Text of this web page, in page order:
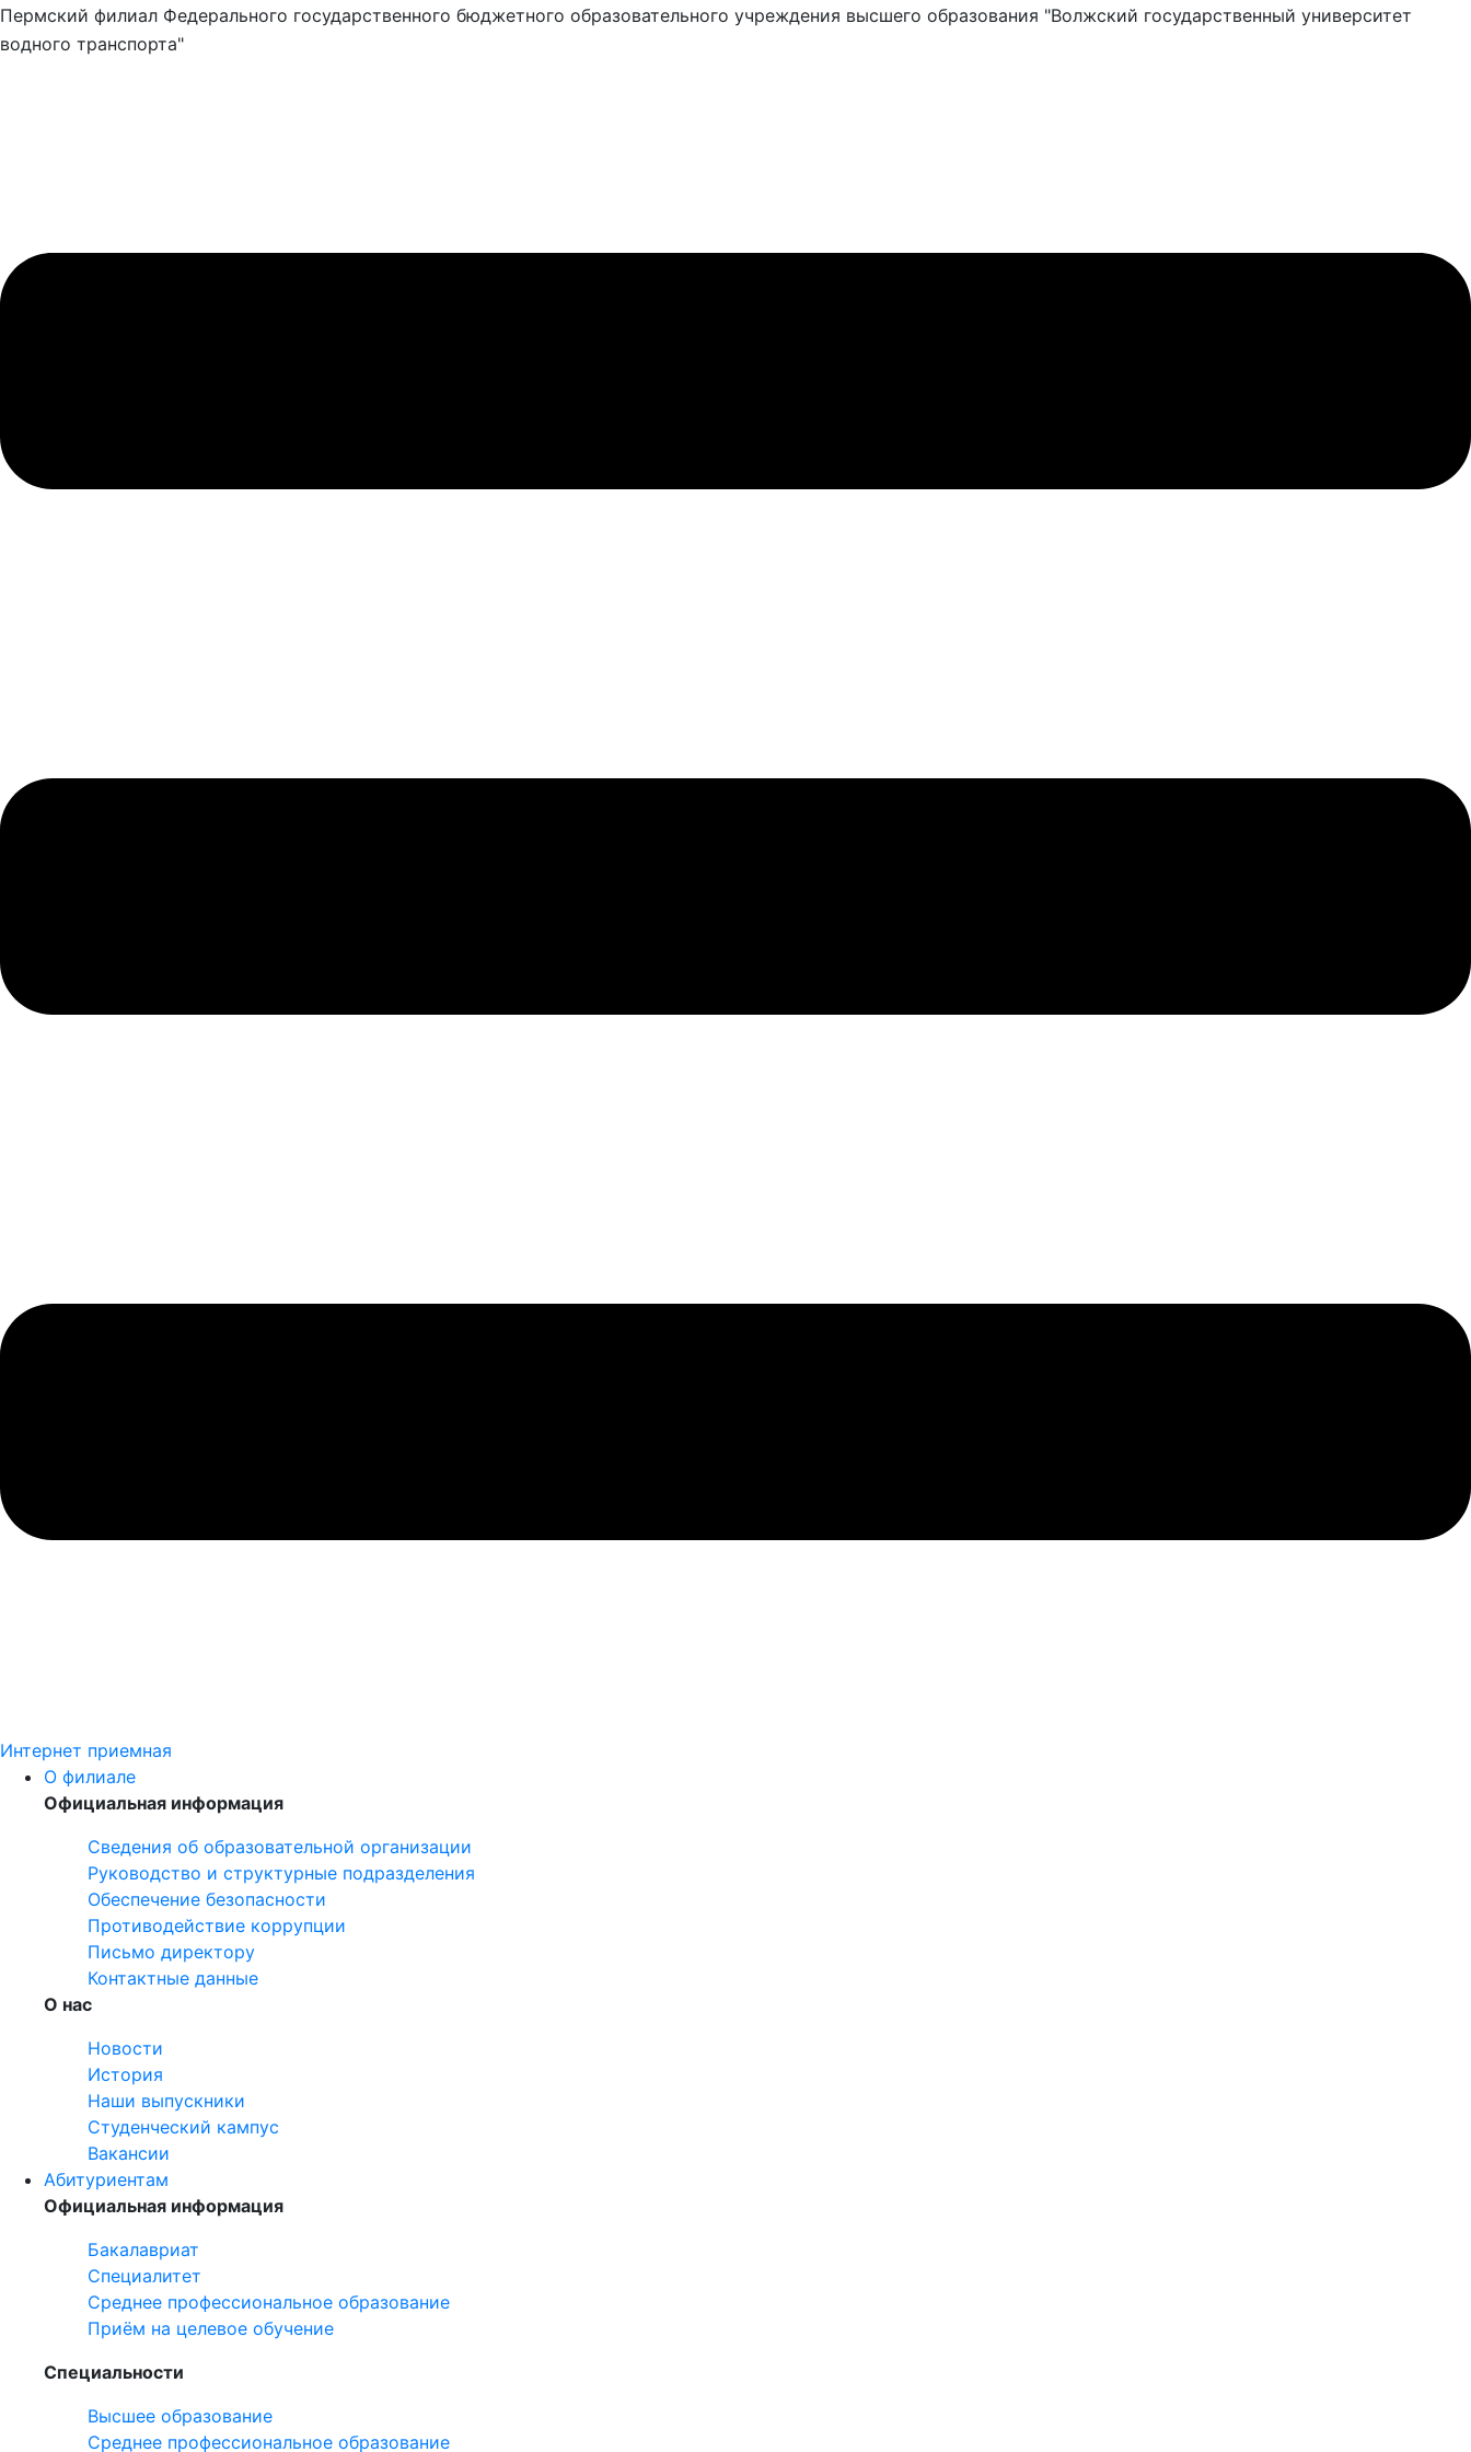
Пермский филиал Федерального государственного бюджетного образовательного учреждения высшего образования "Волжский государственный университет
водного транспорта"
Интернет приемная
О филиале
Официальная информация
Сведения об образовательной организации
Руководство и структурные подразделения
Обеспечение безопасности
Противодействие коррупции
Письмо директору
Контактные данные
О нас
Новости
История
Наши выпускники
Студенческий кампус
Вакансии
Абитуриентам
Официальная информация
Бакалавриат
Специалитет
Среднее профессиональное образование
Приём на целевое обучение
Специальности
Высшее образование
Среднее профессиональное образование